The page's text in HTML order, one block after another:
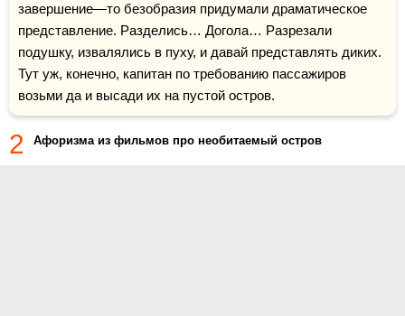
завершение—то безобразия придумали драматическое
представление. Разделись… Догола… Разрезали
подушку, извалялись в пуху, и давай представлять диких.
Тут уж, конечно, капитан по требованию пассажиров
возьми да и высади их на пустой остров.
2 Афоризма из фильмов про необитаемый остров